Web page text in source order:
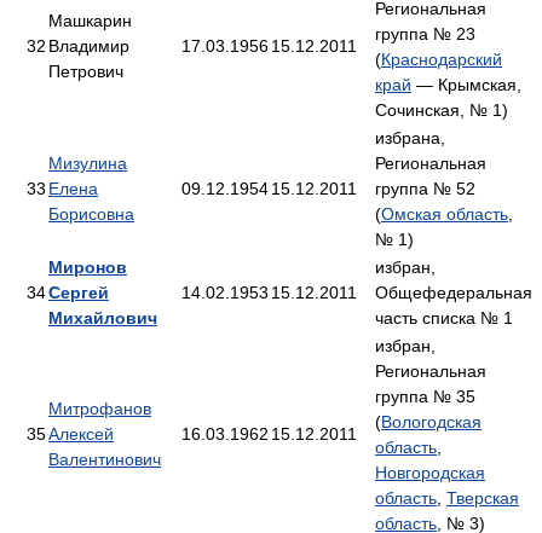
32
Машкарин
Владимир
Петрович
17.03.195615.12.2011
Региональная
группа № 23
(Краснодарский
край — Крымская,
Сочинская, № 1)
33
Мизулина
Елена
Борисовна
09.12.195415.12.2011
избрана,
Региональная
группа № 52
(Омская область
№ 1)
34
Миронов
Сергей
Михайлович
14.02.1953 15.12.2011
избран,
Общефедеральная
часть списка № 1
35
Митрофанов
Алексей
Валентинович
16.03.1962 15.12.2011
избран,
Региональная
группа № 35
(Вологодская
область
Новгородская
область Тверская
область , № 3)